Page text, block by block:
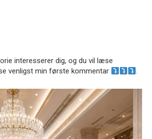
interesserer dig, og du vil læse
venligst min første kommentar
.